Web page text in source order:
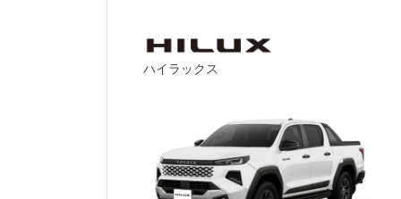
ハイラックス